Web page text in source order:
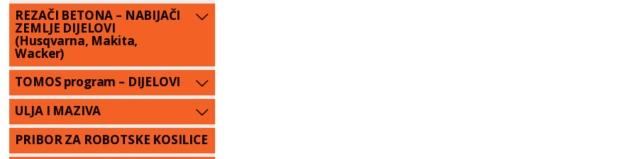
REZAČI BETONA – NABIJAČI
ZEMLJE DIJELOVI
(Husqvarna, Makita,
Wacker)
TOMOS program – DIJELOVI
ULJA I MAZIVA
PRIBOR ZA ROBOTSKE KOSILICE